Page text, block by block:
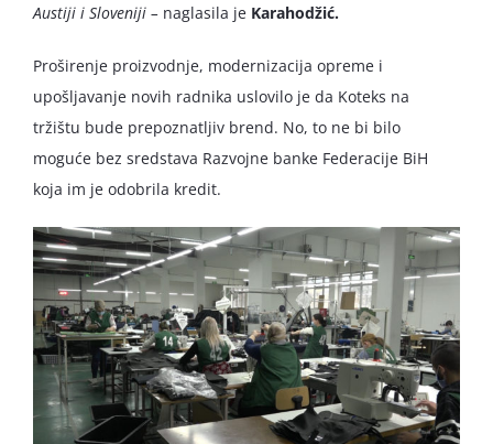
Austiji i Sloveniji – naglasila je Karahodžić.
Proširenje proizvodnje, modernizacija opreme i
upošljavanje novih radnika uslovilo je da Koteks na
tržištu bude prepoznatljiv brend. No, to ne bi bilo
moguće bez sredstava Razvojne banke Federacije BiH
koja im je odobrila kredit.